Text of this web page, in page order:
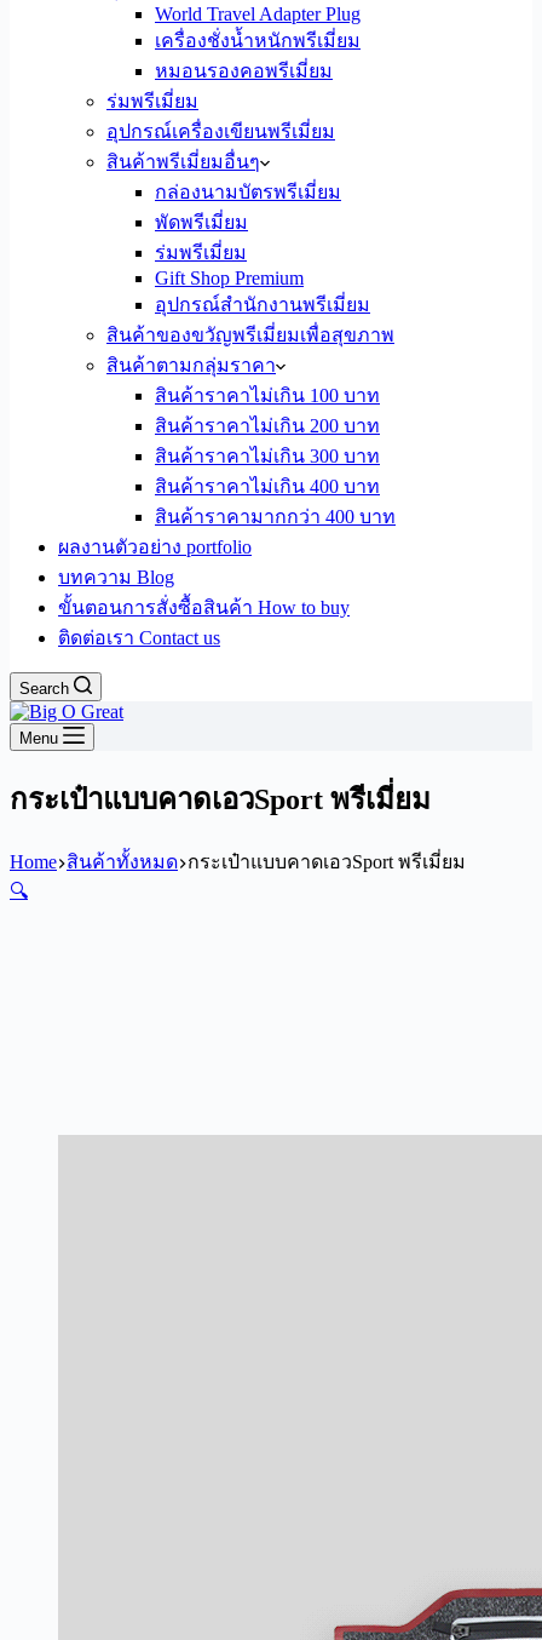
World Travel Adapter Plug
เครื่องชั่งน้ำหนักพรีเมี่ยม
หมอนรองคอพรีเมี่ยม
ร่มพรีเมี่ยม
อุปกรณ์เครื่องเขียนพรีเมี่ยม
สินค้าพรีเมี่ยมอื่นๆ
กล่องนามบัตรพรีเมี่ยม
พัดพรีเมี่ยม
ร่มพรีเมี่ยม
Gift Shop Premium
อุปกรณ์สำนักงานพรีเมี่ยม
สินค้าของขวัญพรีเมี่ยมเพื่อสุขภาพ
สินค้าตามกลุ่มราคา
สินค้าราคาไม่เกิน 100 บาท
สินค้าราคาไม่เกิน 200 บาท
สินค้าราคาไม่เกิน 300 บาท
สินค้าราคาไม่เกิน 400 บาท
สินค้าราคามากกว่า 400 บาท
ผลงานตัวอย่าง portfolio
บทความ Blog
ขั้นตอนการสั่งซื้อสินค้า How to buy
ติดต่อเรา Contact us
Search
Menu
กระเป๋าแบบคาดเอวSport พรีเมี่ยม
Home สินค้าทั้งหมด กระเป๋าแบบคาดเอวSport พรีเมี่ยม
🔍